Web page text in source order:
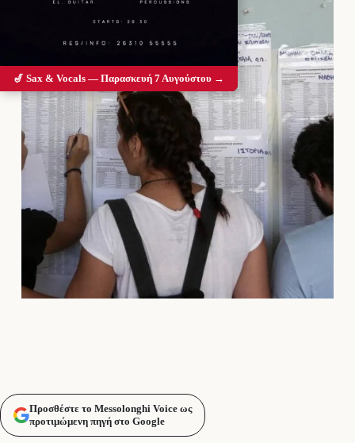
Προσθέστε το Messolonghi Voice ως
προτιμώμενη πηγή στο Google
🎷 Sax & Vocals — Παρασκευή 7 Αυγούστου →